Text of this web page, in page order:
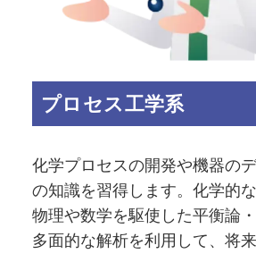
プロセス工学系
化学プロセスの開発や機器の
の知識を習得します。化学的
物理や数学を駆使した平衡論
多面的な解析を利用して、将